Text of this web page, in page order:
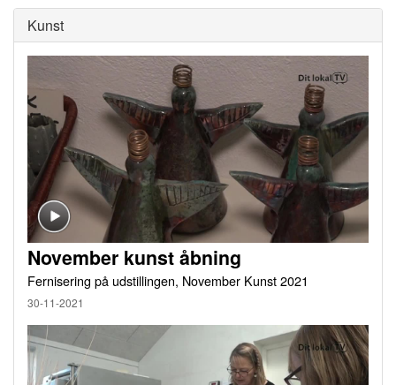
Kunst
November kunst åbning
Fernisering på udstillingen, November Kunst 2021
30-11-2021